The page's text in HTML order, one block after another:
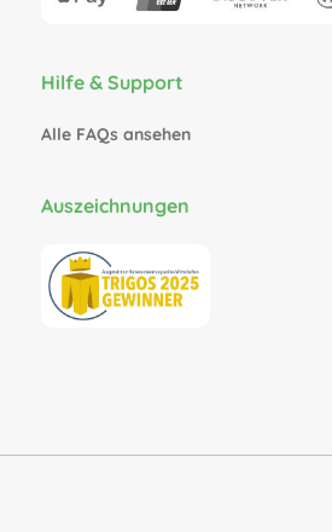
Hilfe & Support
Alle FAQs ansehen
Auszeichnungen